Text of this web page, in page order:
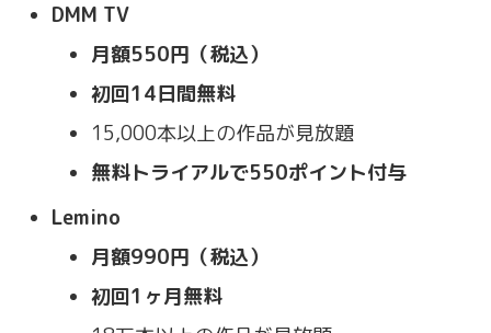
DMM TV
月額550円（税込）
初回14日間無料
15,000本以上の作品が見放題
無料トライアルで550ポイント付与
Lemino
月額990円（税込）
初回1ヶ月無料